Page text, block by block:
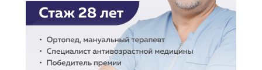
Уральского Федерального округа,
который имеет по истине золотые
руки и доброе сердце, обладает
уникальными техниками и
технологиями в области